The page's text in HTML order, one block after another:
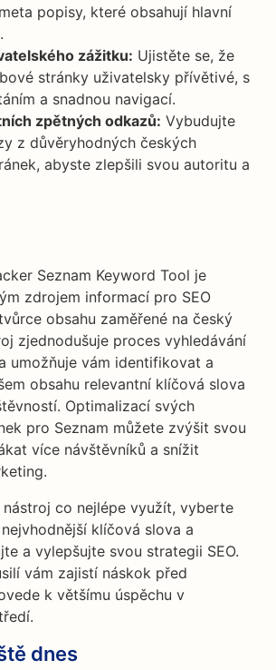
popisy, které obsahují hlavní
zážitku: Ujistěte se, že
stránky uživatelsky přívětivé, s
a snadnou navigací.
zpětných odkazů: Vybudujte
z důvěryhodných českých
abyste zlepšili svou autoritu a
Seznam Keyword Tool je
zdrojem informací pro SEO
obsahu zaměřené na český
zjednodušuje proces vyhledávání
umožňuje vám identifikovat a
obsahu relevantní klíčová slova
Optimalizací svých
pro Seznam můžete zvýšit svou
více návštěvníků a snížit
co nejlépe využít, vyberte
klíčová slova a
a vylepšujte svou strategii SEO.
vám zajistí náskok před
k většímu úspěchu v
dnes